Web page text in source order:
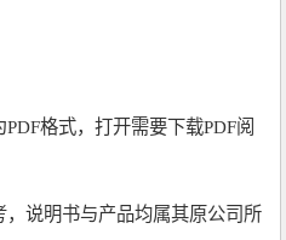
格式，打开需要下载PDF阅
说明书与产品均属其原公司所